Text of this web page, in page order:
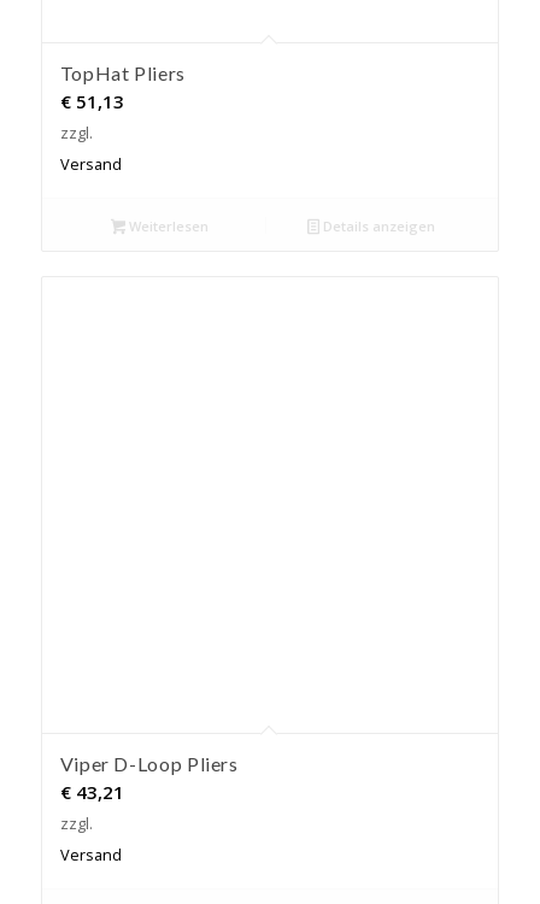
TopHat Pliers
€51,13
zzgl.
Versand
Weiterlesen Details anzeigen
Viper D-Loop Pliers
€43,21
zzgl.
Versand